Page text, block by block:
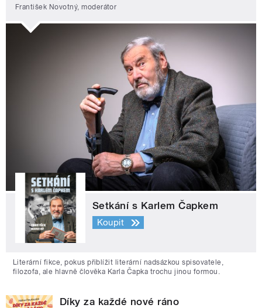
František Novotný, moderátor
Setkání s Karlem Čapkem
Koupit
Literární fikce, pokus přiblížit literární nadsázkou spisovatele,
filozofa, ale hlavně člověka Karla Čapka trochu jinou formou.
Díky za každé nové ráno